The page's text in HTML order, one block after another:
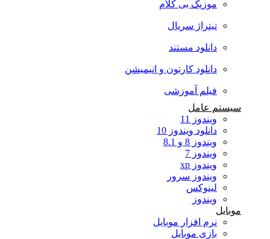
موزیک بی کلام
تیتراژ سریال
دانلود مستند
دانلود کارتون و انیمیشن
فیلم آموزشی
سیستم عامل
ویندوز 11
دانلود ویندوز 10
ویندوز 8 و 8.1
ویندوز 7
ویندوز xp
ویندوز سرور
لینوکس
ویندوز
موبایل
نرم افزار موبایل
بازی موبایل